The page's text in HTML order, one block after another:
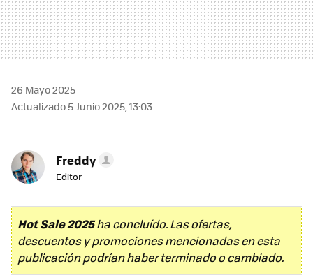
26 Mayo 2025
Actualizado 5 Junio 2025, 13:03
Freddy
Editor
Hot Sale 2025ha concluído. Las ofertas,
descuentos y promociones mencionadas en esta
publicación podrían haber terminado o cambiado.